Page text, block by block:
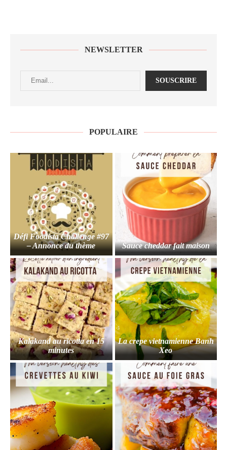
NEWSLETTER
POPULAIRE
Défi Foodista Challenge #97
– Annonce du thème
Sauce cheddar fait maison
Kalakand au ricotta en 15
minutes
La crepe vietnamienne Banh
Xeo